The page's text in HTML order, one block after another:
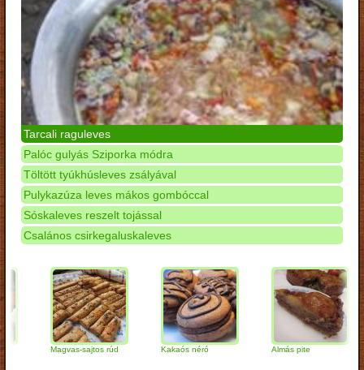
Tarcali raguleves
Palóc gulyás Sziporka módra
Töltött tyúkhúsleves zsályával
Pulykazúza leves mákos gombóccal
Sóskaleves reszelt tojással
Csalános csirkegaluskaleves
Magvas-sajtos rúd Kakaós néró Almás pite